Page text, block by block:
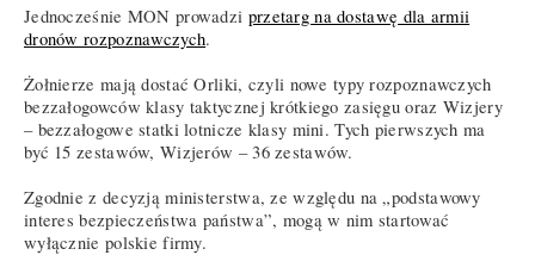
Jednocześnie MON prowadzi przetarg na dostawę dla armii
dronów rozpoznawczych.
Żołnierze mają dostać Orliki, czyli nowe typy rozpoznawczych
bezzałogowców klasy taktycznej krótkiego zasięgu oraz Wizjery
– bezzałogowe statki lotnicze klasy mini. Tych pierwszych ma
być 15 zestawów, Wizjerów – 36 zestawów.
Zgodnie z decyzją ministerstwa, ze względu na „podstawowy
interes bezpieczeństwa państwa”, mogą w nim startować
wyłącznie polskie firmy.